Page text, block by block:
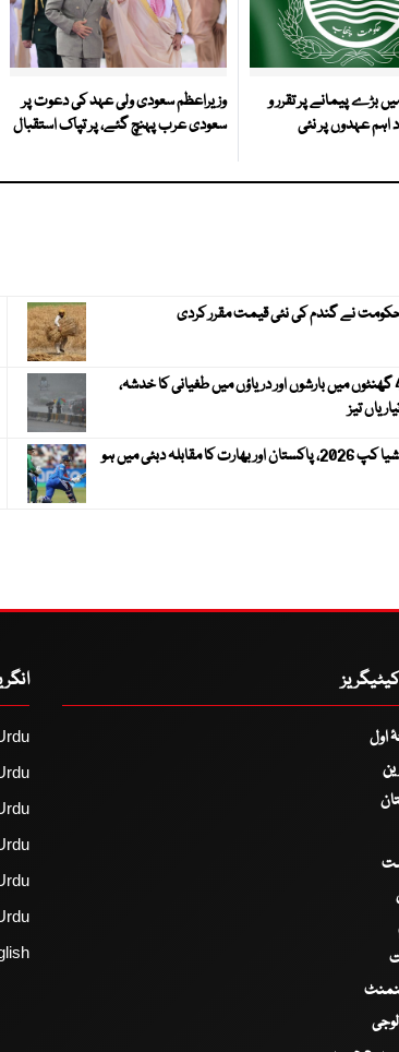
بڑے پیمانے پر تقرر و
اہم عہدوں پر نئی
وزیراعظم سعودی ولی عہد کی دعوت پر
سعودی عرب پہنچ گئے، پر تپاک استقبال
نے گندم کی نئی قیمت مقرر کردی
آئندہ 48 گھنٹوں میں بارشوں اور دریاؤں میں طغیانی کا خدشہ،
تیز
ویمنز ایشیا کپ 2026، پاکستان اور بھارت کا مقابلہ دبئی میں ہو
اول